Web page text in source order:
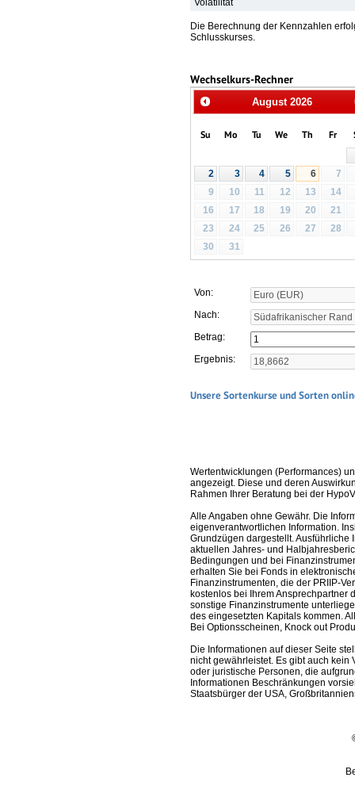
Die Berechnung der Kennzahlen
Schlusskurses.
Wechselkurs-Rechner
August 2026
Su Mo Tu We Th Fr
2 3 4 5 6
7
9
10 11 12 13
14
16
17 18 19 20
21
23
24 25 26 27
28
30
31
Von:
Nach:
Betrag:
Ergebnis:
Unsere Sortenkurse und Sorten
Wertentwicklungen (Performances)
angezeigt. Diese und deren
Rahmen Ihrer Beratung bei der
Alle Angaben ohne Gewähr. Die
eigenverantwortlichen Information.
Grundzügen dargestellt.
aktuellen Jahres- und
Bedingungen und bei
erhalten Sie bei Fonds in
Finanzinstrumenten, die der PRIIP-
kostenlos bei Ihrem Ansprechpartner
sonstige Finanzinstrumente
des eingesetzten Kapitals kommen.
Bei Optionsscheinen, Knock out
Die Informationen auf dieser Seite
nicht gewährleistet. Es gibt auch kein
oder juristische Personen, die
Informationen Beschränkungen
Staatsbürger der USA,